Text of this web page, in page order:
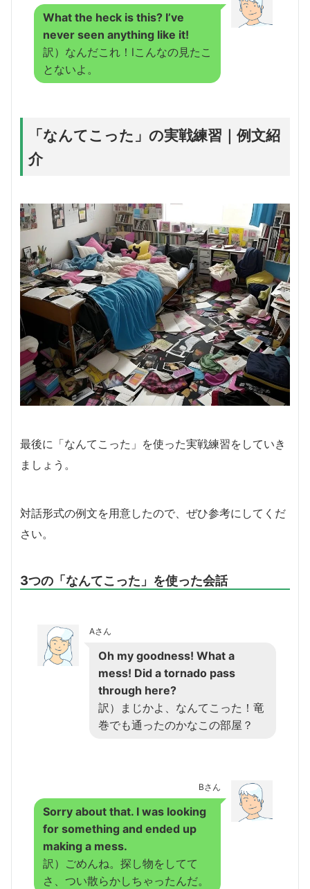
What the heck is this? I’ve
never seen anything like it!
訳）なんだこれ！lこんなの見たこ
とないよ。
「なんてこった」の実戦練習｜例文紹
介
最後に「なんてこった」を使った実戦練習をしていき
ましょう。
対話形式の例文を用意したので、ぜひ参考にしてくだ
さい。
3つの「なんてこった」を使った会話
Aさん
Oh my goodness! What a
mess! Did a tornado pass
through here?
訳）まじかよ、なんてこった！竜
巻でも通ったのかなこの部屋？
Bさん
Sorry about that. I was looking
for something and ended up
making a mess.
訳）ごめんね。探し物をしてて
さ、つい散らかしちゃったんだ。